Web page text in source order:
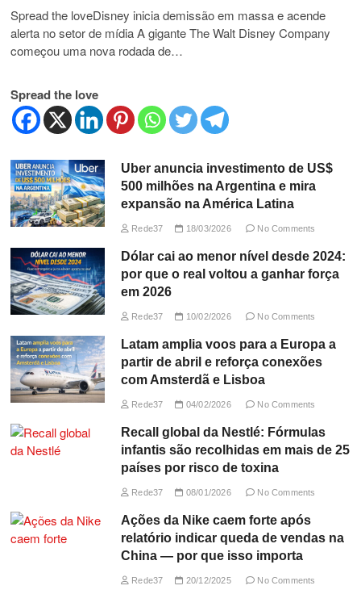
Spread the loveDisney inicia demissão em massa e acende
alerta no setor de mídia A gigante The Walt Disney Company
começou uma nova rodada de…
Spread the love
Uber anuncia investimento de US$
500 milhões na Argentina e mira
expansão na América Latina
Rede37 18/03/2026 No Comments
Dólar cai ao menor nível desde 2024:
por que o real voltou a ganhar força
em 2026
Rede37 10/02/2026 No Comments
Latam amplia voos para a Europa a
partir de abril e reforça conexões
com Amsterdã e Lisboa
Rede37 04/02/2026 No Comments
Recall global da Nestlé: Fórmulas
infantis são recolhidas em mais de 25
países por risco de toxina
Rede37 08/01/2026 No Comments
Ações da Nike caem forte após
relatório indicar queda de vendas na
China — por que isso importa
Rede37 20/12/2025 No Comments